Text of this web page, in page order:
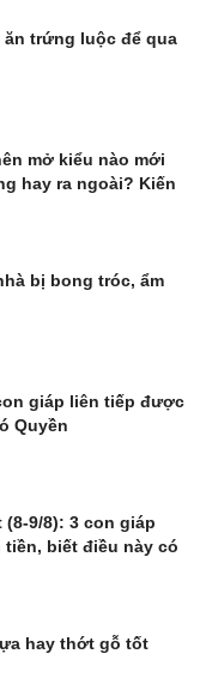
trứng luộc để qua
mở kiểu nào mới
hay ra ngoài? Kiến
bị bong tróc, ẩm
giáp liên tiếp được
Quyền
(8-9/8): 3 con giáp
biết điều này có
hay thớt gỗ tốt